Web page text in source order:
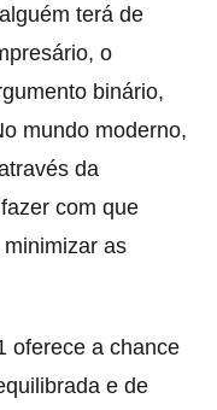
terá de
o
binário,
mundo moderno,
da
com que
as
oferece a chance
e de